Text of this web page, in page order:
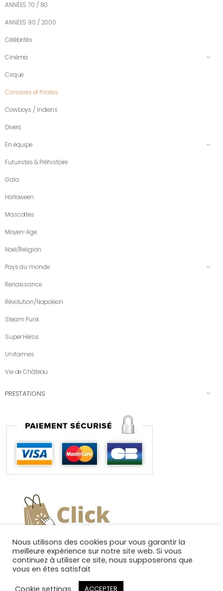
ANNÉES 70 / 80
ANNÉES 90 / 2000
Célébrités
Cinéma
Cirque
Corsaires et Pirates
Cowboys / Indiens
Divers
En équipe
Futuristes & Préhistoire
Gala
Halloween
Mascottes
Moyen-Age
Noël/Religion
Pays du monde
Renaissance
Révolution/Napoléon
Steam Punk
Super Héros
Uniformes
Vie de Château
PRESTATIONS
Nous utilisons des cookies pour vous garantir la
meilleure expérience sur notre site web. Si vous
continuez à utiliser ce site, nous supposerons que
vous en êtes satisfait
Cookie settings
ACCEPTER